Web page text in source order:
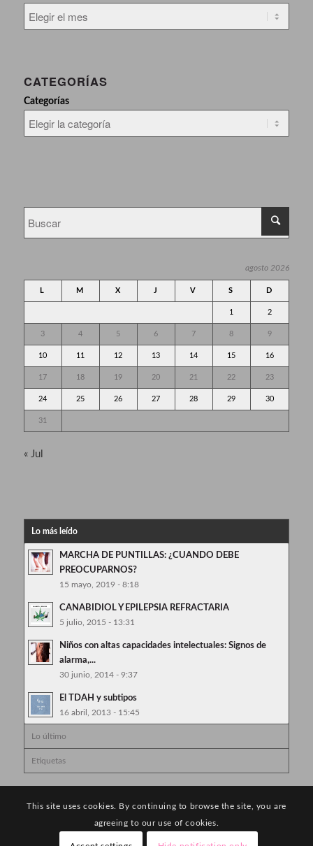
CATEGORÍAS
Categorías
agosto 2026
L M X J V S D
1 2
3 4 5 6 7 8 9
10 11 12 13 14 15 16
17 18 19 20 21 22 23
24 25 26 27 28 29 30
31
« Jul
Lo más leído
MARCHA DE PUNTILLAS: ¿CUANDO DEBE
PREOCUPARNOS?
15 mayo, 2019 - 8:18
CANABIDIOL Y EPILEPSIA REFRACTARIA
5 julio, 2015 - 13:31
Niños con altas capacidades intelectuales: Signos de
alarma,...
30 junio, 2014 - 9:37
El TDAH y subtipos
16 abril, 2013 - 15:45
Lo último
Etiquetas
This site uses cookies. By continuing to browse the site, you are
agreeing to our use of cookies.